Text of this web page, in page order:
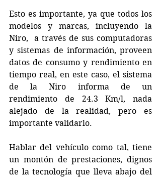
Esto es importante, ya que todos los
modelos y marcas, incluyendo la
Niro,  a través de sus computadoras
y sistemas de información, proveen
datos de consumo y rendimiento en
tiempo real, en este caso, el sistema
de la Niro informa de un
rendimiento de 24.3 Km/l, nada
alejado de la realidad, pero es
importante validarlo.
Hablar del vehículo como tal, tiene
un montón de prestaciones, dignos
de la tecnología que lleva abajo del